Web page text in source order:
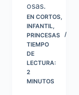
osas.
EN CORTOS,
INFANTIL,
PRINCESAS
TIEMPO
DE
LECTURA:
2
MINUTOS